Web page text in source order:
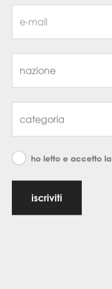
ho letto e accetto la
iscriviti